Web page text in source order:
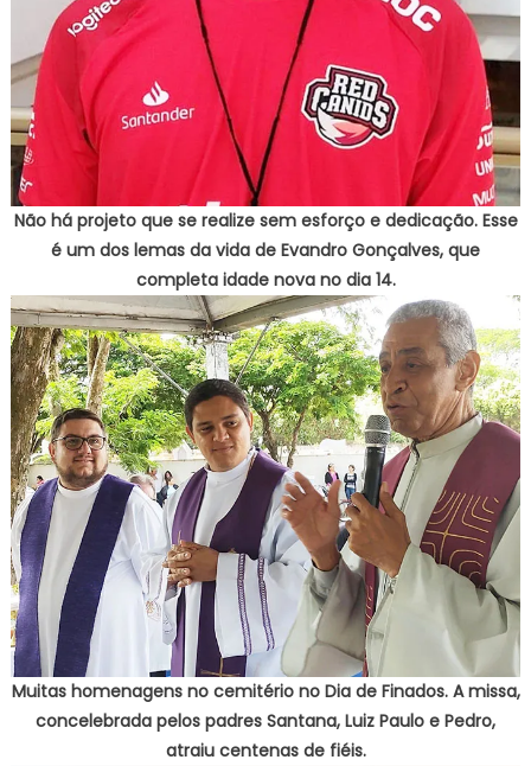
Não há projeto que se realize sem esforço e dedicação. Esse
é um dos lemas da vida de Evandro Gonçalves, que
completa idade nova no dia 14.
Muitas homenagens no cemitério no Dia de Finados. A missa,
concelebrada pelos padres Santana, Luiz Paulo e Pedro,
atraiu centenas de fiéis.